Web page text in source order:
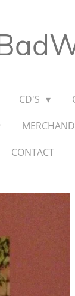
CD'S
CONTACT